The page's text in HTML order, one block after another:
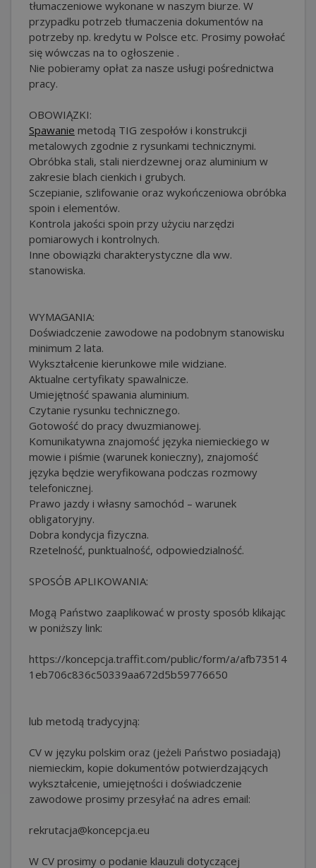
tłumaczeniowe wykonane w naszym biurze. W
przypadku potrzeb tłumaczenia dokumentów na
potrzeby np. kredytu w Polsce etc. Prosimy powołać
się wówczas na to ogłoszenie .
Nie pobieramy opłat za nasze usługi pośrednictwa
pracy.
OBOWIĄZKI:
Spawanie metodą TIG zespołów i konstrukcji
metalowych zgodnie z rysunkami technicznymi.
Obróbka stali, stali nierdzewnej oraz aluminium w
zakresie blach cienkich i grubych.
Sczepianie, szlifowanie oraz wykończeniowa obróbka
spoin i elementów.
Kontrola jakości spoin przy użyciu narzędzi
pomiarowych i kontrolnych.
Inne obowiązki charakterystyczne dla ww.
stanowiska.
WYMAGANIA:
Doświadczenie zawodowe na podobnym stanowisku
minimum 2 lata.
Wykształcenie kierunkowe mile widziane.
Aktualne certyfikaty spawalnicze.
Umiejętność spawania aluminium.
Czytanie rysunku technicznego.
Gotowość do pracy dwuzmianowej.
Komunikatywna znajomość języka niemieckiego w
mowie i piśmie (warunek konieczny), znajomość
języka będzie weryfikowana podczas rozmowy
telefonicznej.
Prawo jazdy i własny samochód – warunek
obligatoryjny.
Dobra kondycja fizyczna.
Rzetelność, punktualność, odpowiedzialność.
SPOSÓB APLIKOWANIA:
Mogą Państwo zaaplikować w prosty sposób klikając
w poniższy link:
https://koncepcja.traffit.com/public/form/a/afb73514
1eb706c836c50339aa672d5b59776650
lub metodą tradycyjną:
CV w języku polskim oraz (jeżeli Państwo posiadają)
niemieckim, kopie dokumentów potwierdzających
wykształcenie, umiejętności i doświadczenie
zawodowe prosimy przesyłać na adres email:
rekrutacja@koncepcja.eu
W CV prosimy o podanie klauzuli dotyczącej